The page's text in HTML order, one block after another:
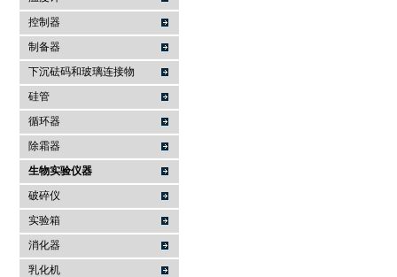
控制器
制备器
下沉砝码和玻璃连接物
硅管
循环器
除霜器
生物实验仪器
破碎仪
实验箱
消化器
乳化机